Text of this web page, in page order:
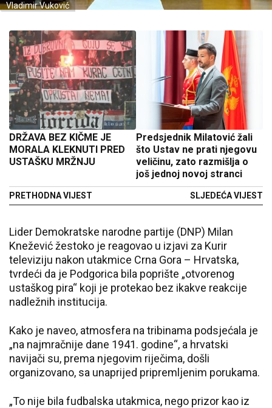
Vladimir Vuković
DRŽAVA BEZ KIČME JE
MORALA KLEKNUTI PRED
USTAŠKU MRŽNJU
PRETHODNA VIJEST
Predsjednik Milatović žali
što Ustav ne prati njegovu
veličinu, zato razmišlja o
još jednoj novoj stranci
SLJEDEĆA VIJEST
Lider Demokratske narodne partije (DNP) Milan
Knežević žestoko je reagovao u izjavi za Kurir
televiziju nakon utakmice Crna Gora – Hrvatska,
tvrdeći da je Podgorica bila poprište „otvorenog
ustaškog pira“ koji je protekao bez ikakve reakcije
nadležnih institucija.
Kako je naveo, atmosfera na tribinama podsjećala je
„na najmračnije dane 1941. godine“, a hrvatski
navijači su, prema njegovim riječima, došli
organizovano, sa unaprijed pripremljenim porukama.
„To nije bila fudbalska utakmica, nego prizor kao iz